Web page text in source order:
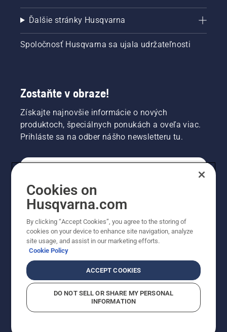
Ďalšie stránky Husqvarna
Spoločnosť Husqvarna sa ujala udržateľnosti
Zostaňte v obraze!
Získajte najnovšie informácie o nových
produktoch, špeciálnych ponukách a oveľa viac.
Prihláste sa na odber nášho newsletteru tu.
PROFESIONÁLNE
Cookies on
Husqvarna.com
By clicking “Accept Cookies”, you agree to the storing of
cookies on your device to enhance site navigation, analyze
site usage, and assist in our marketing efforts.
Cookie Policy
ACCEPT COOKIES
DO NOT SELL OR SHARE MY PERSONAL
INFORMATION